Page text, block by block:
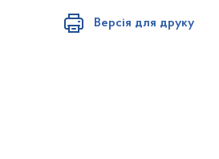
Версія для друку